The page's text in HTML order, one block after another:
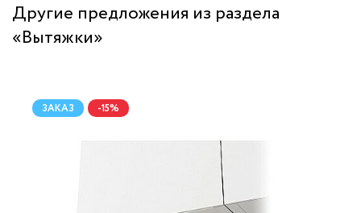
Другие предложения из раздела
«Вытяжки»
ЗАКАЗ -15%